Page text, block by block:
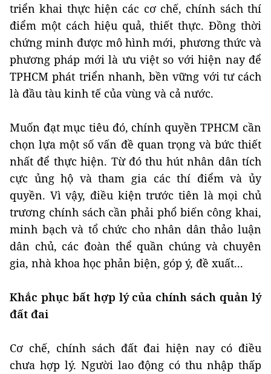
triển khai thực hiện các cơ chế, chính sách thí
điểm một cách hiệu quả, thiết thực. Đồng thời
chứng minh được mô hình mới, phương thức và
phương pháp mới là ưu việt so với hiện nay để
TPHCM phát triển nhanh, bền vững với tư cách
là đầu tàu kinh tế của vùng và cả nước.
Muốn đạt mục tiêu đó, chính quyền TPHCM cần
chọn lựa một số vấn đề quan trọng và bức thiết
nhất để thực hiện. Từ đó thu hút nhân dân tích
cực ủng hộ và tham gia các thí điểm và ủy
quyền. Vì vậy, điều kiện trước tiên là mọi chủ
trương chính sách cần phải phổ biến công khai,
minh bạch và tổ chức cho nhân dân thảo luận
dân chủ, các đoàn thể quần chúng và chuyên
gia, nhà khoa học phản biện, góp ý, đề xuất...
Khắc phục bất hợp lý của chính sách quản lý
đất đai
Cơ chế, chính sách đất đai hiện nay có điều
chưa hợp lý. Người lao động có thu nhập thấp